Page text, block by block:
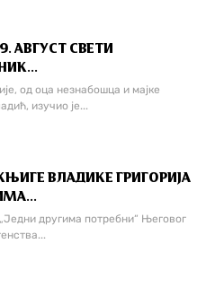
АВГУСТ СВЕТИ
од оца незнабошца и мајке
изучио је...
ВЛАДИКЕ ГРИГОРИЈА
другима потребни“ Његовог